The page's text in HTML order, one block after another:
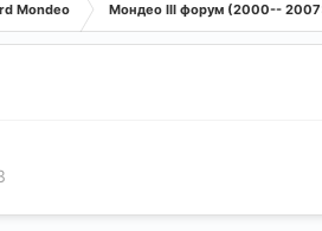
Mondeo Мондео III форум (2000--